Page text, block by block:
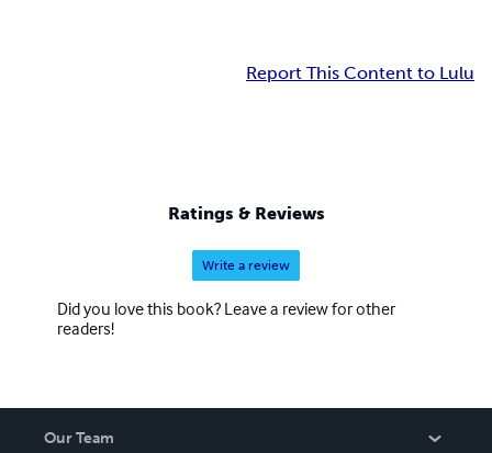
Report This Content to Lulu
Ratings & Reviews
Write a review
Did you love this book? Leave a review for other
readers!
Our Team